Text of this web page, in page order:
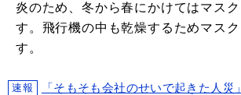
炎のため、冬から春にかけてはマス
す。飛行機の中も乾燥するためマス
す。
速報
「そもそも会社のせいで起きた人